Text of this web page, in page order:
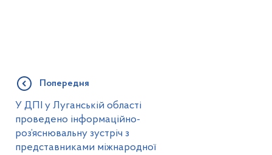
Попередня
У ДПІ у Луганській області
проведено інформаційно-
роз’яснювальну зустріч з
представниками міжнародної